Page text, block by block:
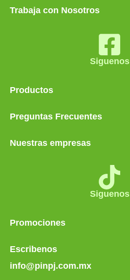
Trabaja con Nosotros
Siguenos
Productos
Preguntas Frecuentes
Nuestras empresas
Siguenos
Promociones
Escribenos
info@pinpj.com.mx